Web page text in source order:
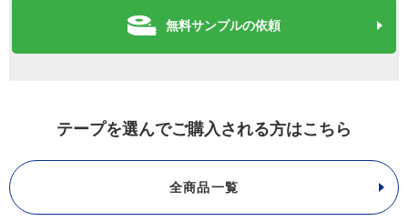
無料サンプルの依頼
テープを選んでご購入される方はこちら
全商品一覧